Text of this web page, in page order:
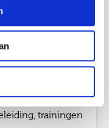
voor detachering
3 tot 12
aan een sterk
Joinuz
trainingen